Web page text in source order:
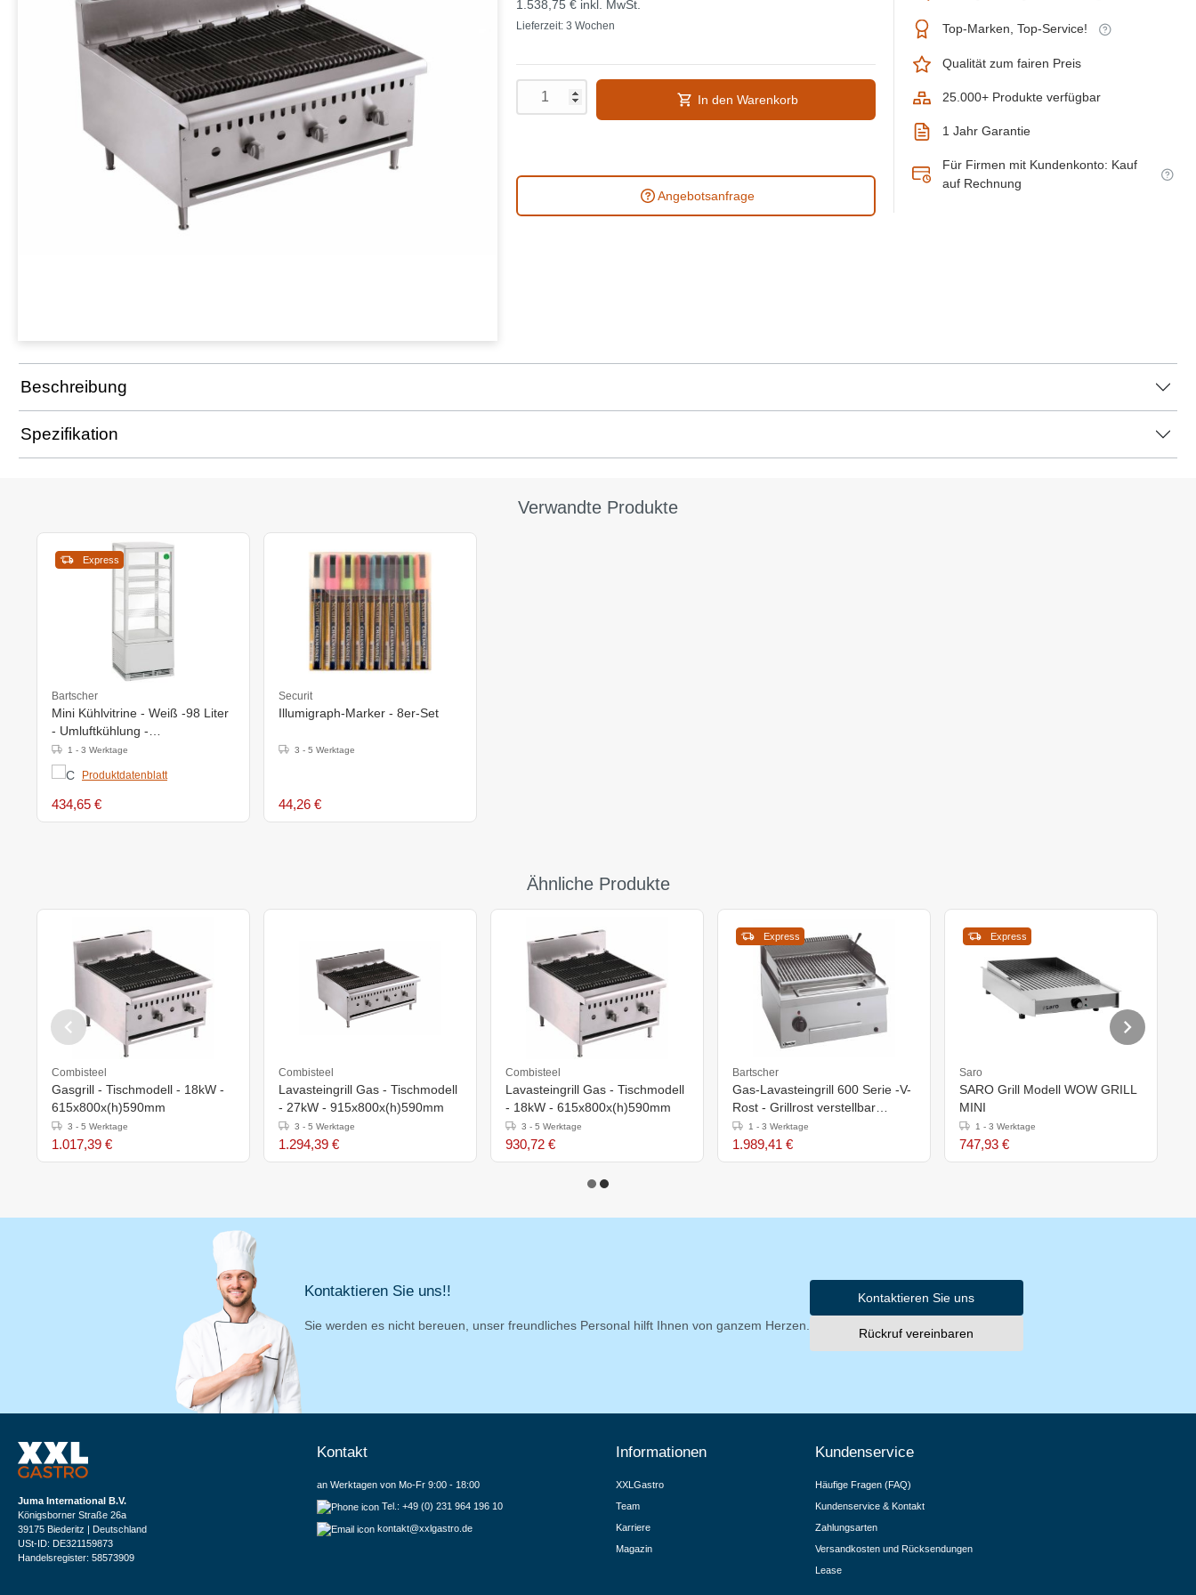
1.538,75 € inkl. MwSt.
Lieferzeit: 3 Wochen
In den Warenkorb
Angebotsanfrage
Top-Marken, Top-Service!
Qualität zum fairen Preis
25.000+ Produkte verfügbar
1 Jahr Garantie
Für Firmen mit Kundenkonto: Kauf
auf Rechnung
Beschreibung
Spezifikation
Verwandte Produkte
Express
Bartscher
Mini Kühlvitrine - Weiß -98 Liter
- Umluftkühlung -
425x380x(h)1100mm
1 - 3 Werktage
Produktdatenblatt
434,65 €
Securit
Illumigraph-Marker - 8er-Set
3 - 5 Werktage
44,26 €
Ähnliche Produkte
Combisteel
Gasgrill - Tischmodell - 18kW -
615x800x(h)590mm
3 - 5 Werktage
1.017,39 €
Combisteel
Lavasteingrill Gas - Tischmodell
- 27kW - 915x800x(h)590mm
3 - 5 Werktage
1.294,39 €
Combisteel
Lavasteingrill Gas - Tischmodell
- 18kW - 615x800x(h)590mm
3 - 5 Werktage
930,72 €
Express
Bartscher
Gas-Lavasteingrill 600 Serie -V-
Rost - Grillrost verstellbar
-600x600x(h)290mm
1 - 3 Werktage
1.989,41 €
Express
Saro
SARO Grill Modell WOW GRILL
MINI
1 - 3 Werktage
747,93 €
Kontaktieren Sie uns!!
Sie werden es nicht bereuen, unser freundliches Personal hilft Ihnen von ganzem Herzen.
Kontaktieren Sie uns
Rückruf vereinbaren
Juma International B.V.
Königsborner Straße 26a
39175 Biederitz | Deutschland
USt-ID: DE321159873
Handelsregister: 58573909
Kontakt
an Werktagen von Mo-Fr 9:00 - 18:00
Tel.: +49 (0) 231 964 196 10
kontakt@xxlgastro.de
Informationen
XXLGastro
Team
Karriere
Magazin
Kundenservice
Häufige Fragen (FAQ)
Kundenservice & Kontakt
Zahlungsarten
Versandkosten und Rücksendungen
Lease